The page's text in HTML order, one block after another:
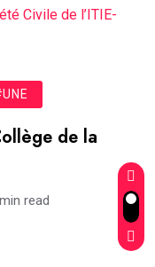
Civile de l’ITIE-
de la
read